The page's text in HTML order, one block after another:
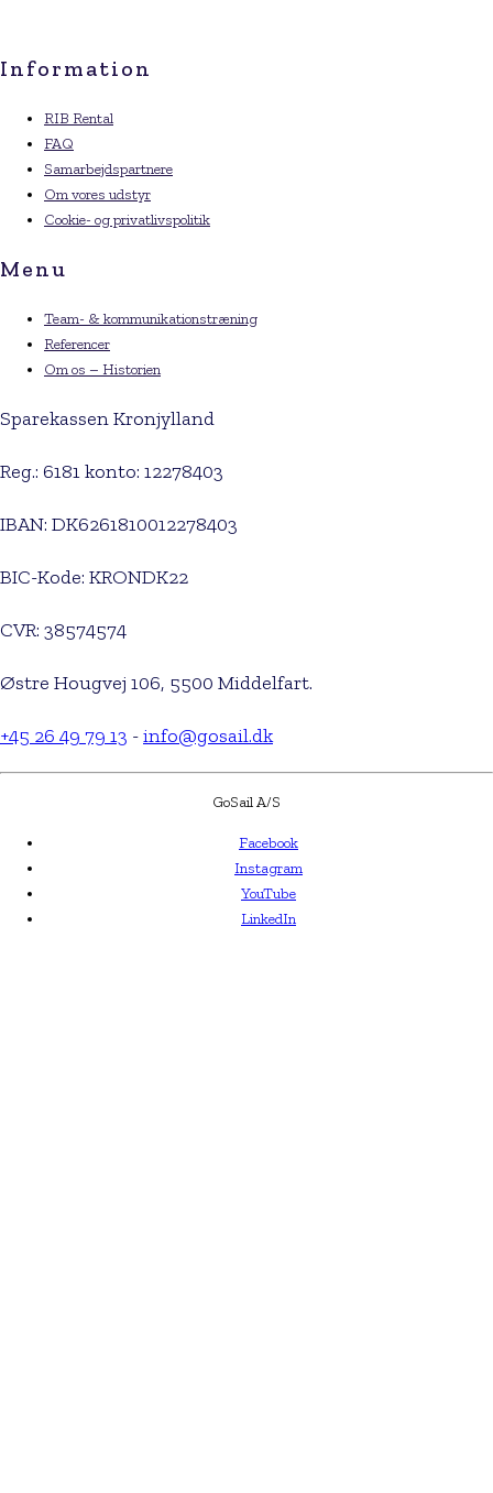
Information
RIB Rental
FAQ
Samarbejdspartnere
Om vores udstyr
Cookie- og privatlivspolitik
Menu
Team- & kommunikationstræning
Referencer
Om os – Historien
Sparekassen Kronjylland
Reg.: 6181 konto: 12278403
IBAN: DK6261810012278403
BIC-Kode: KRONDK22
CVR: 38574574
Østre Hougvej 106, 5500 Middelfart.
+45 26 49 79 13 -info@gosail.dk
GoSail A/S
Facebook
Instagram
YouTube
LinkedIn